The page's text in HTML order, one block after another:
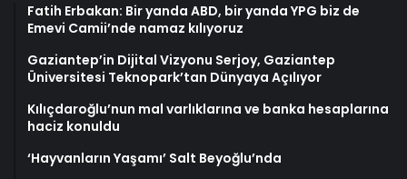
Fatih Erbakan: Bir yanda ABD, bir yanda YPG biz de
Emevi Camii’nde namaz kılıyoruz
Gaziantep’in Dijital Vizyonu Serjoy, Gaziantep
Üniversitesi Teknopark’tan Dünyaya Açılıyor
Kılıçdaroğlu’nun mal varlıklarına ve banka hesaplarına
haciz konuldu
‘Hayvanların Yaşamı’ Salt Beyoğlu’nda